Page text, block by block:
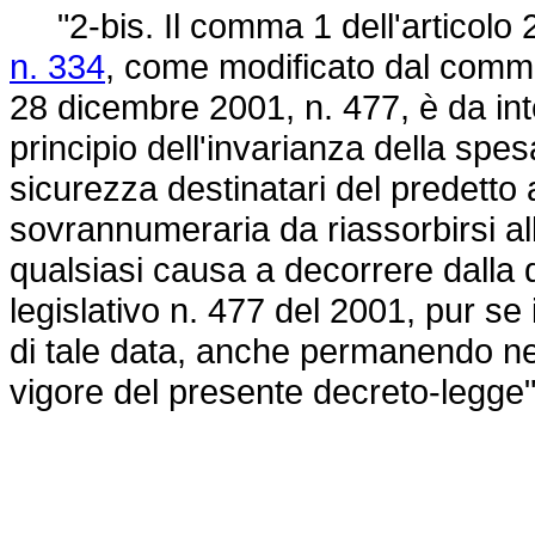
"2-bis. Il comma 1 dell'articolo
n. 334, come modificato dal
28 dicembre 2001, n. 477, è da
principio dell'invarianza della
sicurezza destinatari del
sovrannumeraria da riassorbirsi
qualsiasi causa a decorrere
legislativo n. 477 del 2001, pur se
di tale data, anche permanendo
vigore del presente decreto-